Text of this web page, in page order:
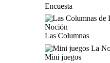
Encuesta
Las Columnas
Mini juegos